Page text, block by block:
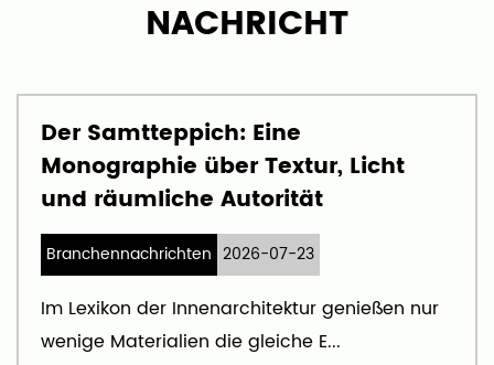
NACHRICHT
Der Samtteppich: Eine
Monographie über Textur, Licht
und räumliche Autorität
Branchennachrichten 2026-07-23
Im Lexikon der Innenarchitektur genießen nur
wenige Materialien die gleiche E...